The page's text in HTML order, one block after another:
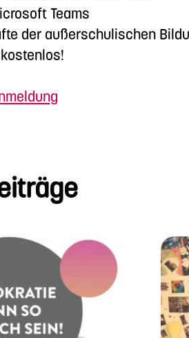
Teams
der außerschulischen